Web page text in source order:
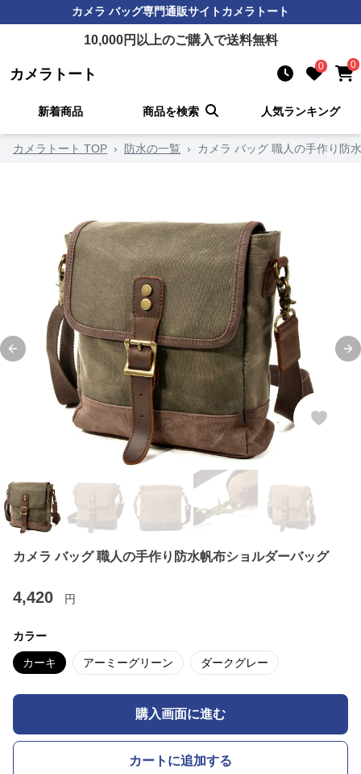
カメラ バッグ専門通販サイトカメラトート
10,000円以上のご購入で送料無料
カメラトート 0 0
新着商品 商品を検索 人気ランキング
カメラトート TOP › 防水の一覧 › カメラ バッグ 職人の手作り防
Previous slide
カメラ バッグ 職人の手作り防水帆布ショルダーバッグ
4,420 円
カラー
カーキ アーミーグリーン ダークグレー
購入画面に進む
カートに追加する